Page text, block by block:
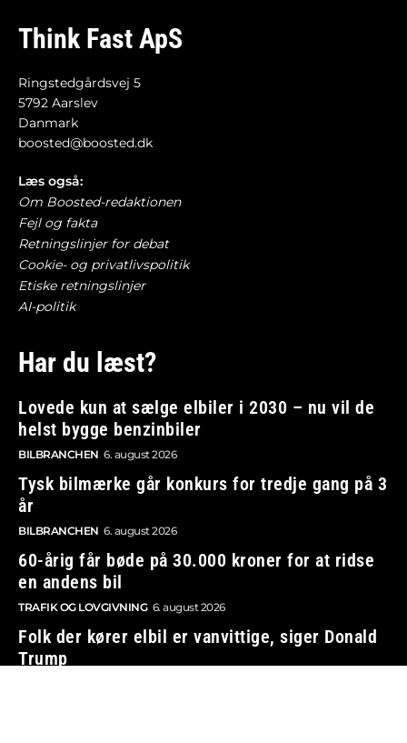
Think Fast ApS
Ringstedgårdsvej 5
5792 Aarslev
Danmark
boosted@boosted.dk
Læs også:
Om Boosted-redaktionen
Fejl og fakta
Retningslinjer for debat
Cookie- og privatlivspolitik
Etiske retningslinjer
AI-politik
Har du læst?
Lovede kun at sælge elbiler i 2030 – nu vil de
helst bygge benzinbiler
BILBRANCHEN 6. august 2026
Tysk bilmærke går konkurs for tredje gang på 3
år
BILBRANCHEN 6. august 2026
60-årig får bøde på 30.000 kroner for at ridse
en andens bil
TRAFIK OG LOVGIVNING 6. august 2026
Folk der kører elbil er vanvittige, siger Donald
Trump